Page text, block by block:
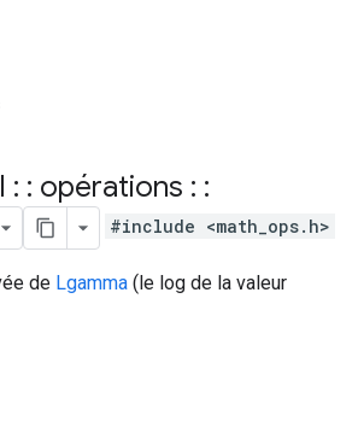
: opérations : :
#include <math_ops.h>
de Lgamma (le log de la valeur